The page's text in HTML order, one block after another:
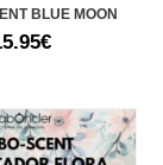
BLUE MOON
€